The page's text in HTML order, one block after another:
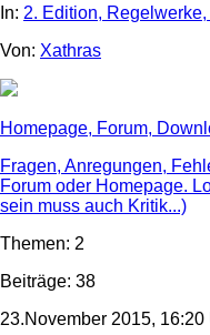
In: 2. Edition, Regelwerke,
Von: Xathras
Homepage, Forum,
Fragen, Anregungen,
Forum oder Homepage.
sein muss auch Kritik...)
Themen: 2
Beiträge: 38
23.November 2015, 16:20